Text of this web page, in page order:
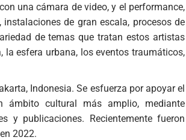
una cámara de video, y el performance,
de gran escala, procesos de
de temas que tratan estos artistas
esfera urbana, los eventos traumáticos,
Indonesia. Se esfuerza por apoyar el
cultural más amplio, mediante
y publicaciones. Recientemente fueron
2022.